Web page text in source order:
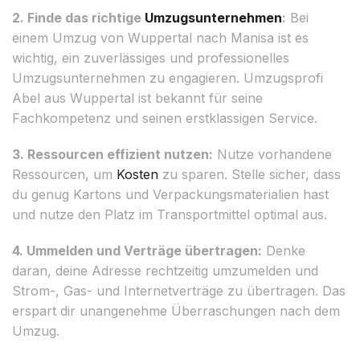
2. Finde das richtige Umzugsunternehmen: Bei
einem Umzug von Wuppertal nach Manisa ist es
wichtig, ein zuverlässiges und professionelles
Umzugsunternehmen zu engagieren. Umzugsprofi
Abel aus Wuppertal ist bekannt für seine
Fachkompetenz und seinen erstklassigen Service.
3. Ressourcen effizient nutzen: Nutze vorhandene
Ressourcen, um Kosten zu sparen. Stelle sicher, dass
du genug Kartons und Verpackungsmaterialien hast
und nutze den Platz im Transportmittel optimal aus.
4. Ummelden und Verträge übertragen: Denke
daran, deine Adresse rechtzeitig umzumelden und
Strom-, Gas- und Internetverträge zu übertragen. Das
erspart dir unangenehme Überraschungen nach dem
Umzug.